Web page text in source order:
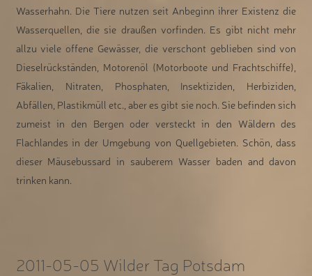
Wasserhahn. Die Tiere nutzen seit Anbeginn ihrer Existenz die
Wasserquellen, die sie draußen vorfinden. Es gibt nicht mehr
allzu viele offene Gewässer, die verschont geblieben sind von
Dieselrückständen, Motorenöl (Motorboote und Frachtschiffe),
Fäkalien, Nitraten, Phosphaten, Insektiziden, Herbiziden,
Abfällen, Plastikmüll etc., aber es gibt sie noch. Sie befinden sich
zumeist in den Bergen oder versteckt in den Wäldern des
Flachlandes in der Umgebung von Quellgebieten. Schön, dass
dieser Mäusebussard in sauberem Wasser baden and davon
trinken kann.
2011-05-05 Wilder Tag Potsdam